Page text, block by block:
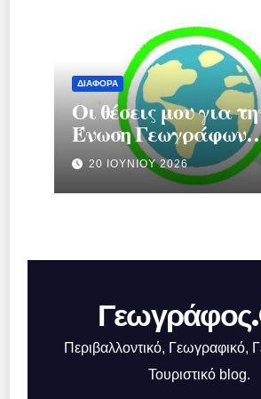
ΔΙΆΦΟΡΑ
Οι θέσεις μου για
Ένωση Γεωγράφων
Ελλάδας.
20 ΙΟΥΝΊΟΥ 2026
Περιβαλλοντικό, Γεωγραφικό,
Τουριστικό blog.